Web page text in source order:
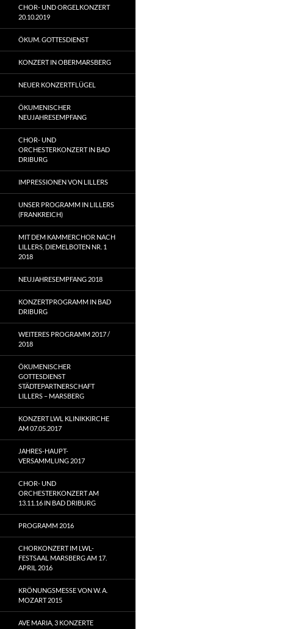
CHOR- UND ORGELKONZERT
20.10.2019
ÖKUM. GOTTESDIENST
KONZERT IN OBERMARSBERG
NEUER KONZERTFLÜGEL
ÖKUMENISCHER
NEUJAHRESEMPFANG
CHOR- UND
ORCHESTERKONZERT IN BAD
DRIBURG
IMPRESSIONEN VON LILLERS
UNSER PROGRAMM IN LILLERS
(FRANKREICH)
MIT DEM KAMMERCHOR NACH
LILLERS, DIEMELBOTEN NR. 1
2018
NEUJAHRESEMPFANG 2018
KONZERTPROGRAMM IN BAD
DRIBURG
WEITERES PROGRAMM 2017 /
2018
ÖKUMENISCHER
GOTTESDIENST
STÄDTEPARTNERSCHAFT
LILLERS – MARSBERG
KONZERT LWL KLINIKKIRCHE
AM 07.05.2017
JAHRES-HAUPT-
VERSAMMLUNG 2017
CHOR- UND
ORCHESTERKONZERT AM
13.11.16 IN BAD DRIBURG
PROGRAMM 2016
CHORKONZERT IM LWL-
FESTSAAL MARSBERG AM 17.
APRIL 2016
KRÖNUNGSMESSE VON W. A.
MOZART 2015
AVE MARIA, 3 KONZERTE